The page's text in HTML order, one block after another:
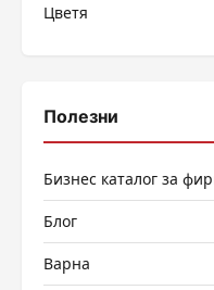
Цветя
Полезни
Бизнес каталог за
Блог
Варна